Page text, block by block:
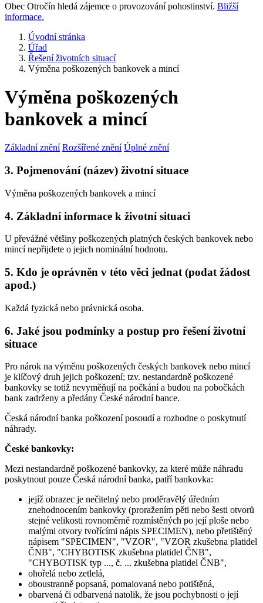
Obec Otročín hledá zájemce o provozování pohostinství. Bližší
informace.
Úvodní stránka
Úřad
Řešení životních situací
Výměna poškozených bankovek a mincí
Výměna poškozených
bankovek a mincí
Základní znění Rozšířené znění Úplné znění
3. Pojmenování (název) životní situace
Výměna poškozených bankovek a mincí
4. Základní informace k životní situaci
U převážné většiny poškozených platných českých bankovek nebo
mincí nepřijdete o jejich nominální hodnotu.
5. Kdo je oprávněn v této věci jednat (podat žádost
apod.)
Každá fyzická nebo právnická osoba.
6. Jaké jsou podmínky a postup pro řešení životní
situace
Pro nárok na výměnu poškozených českých bankovek nebo mincí
je klíčový druh jejich poškození; tzv. nestandardně poškozené
bankovky se totiž nevyměňují na počkání a budou na pobočkách
bank zadrženy a předány České národní bance.
Česká národní banka poškození posoudí a rozhodne o poskytnutí
náhrady.
České bankovky:
Mezi nestandardně poškozené bankovky, za které může náhradu
poskytnout pouze Česká národní banka, patří bankovka:
jejíž obrazec je nečitelný nebo proděravělý úředním
znehodnocením bankovky (proražením pěti nebo šesti otvorů
stejné velikosti rovnoměrně rozmístěných po její ploše nebo
malými otvory tvořícími nápis SPECIMEN), nebo přetištěný
nápisem "SPECIMEN", "VZOR", "VZOR zkušebna platidel
ČNB", "CHYBOTISK zkušebna platidel ČNB",
"CHYBOTISK typ ..., č. ... zkušebna platidel ČNB",
ohořelá nebo zetlelá,
oboustranně popsaná, pomalovaná nebo potištěná,
obarvená či odbarvená natolik, že jsou pochybnosti o její